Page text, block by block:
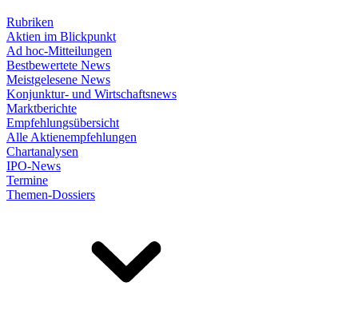
Rubriken
Aktien im Blickpunkt
Ad hoc-Mitteilungen
Bestbewertete News
Meistgelesene News
Konjunktur- und Wirtschaftsnews
Marktberichte
Empfehlungsübersicht
Alle Aktienempfehlungen
Chartanalysen
IPO-News
Termine
Themen-Dossiers